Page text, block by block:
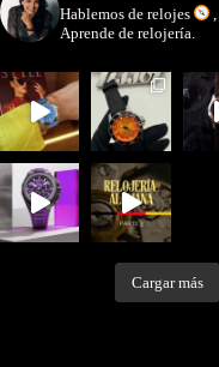
Hablemos de relojes
Aprende de relojería.
Cargar más